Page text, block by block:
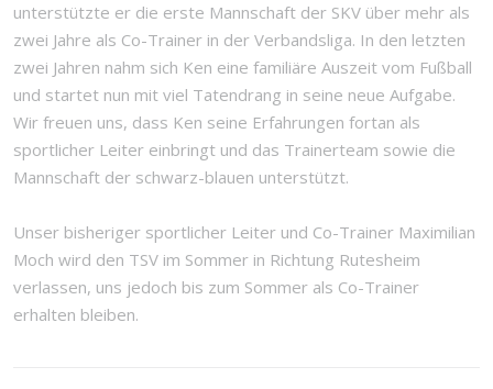
unterstützte er die erste Mannschaft der SKV über mehr als
zwei Jahre als Co-Trainer in der Verbandsliga. In den letzten
zwei Jahren nahm sich Ken eine familiäre Auszeit vom Fußball
und startet nun mit viel Tatendrang in seine neue Aufgabe.
Wir freuen uns, dass Ken seine Erfahrungen fortan als
sportlicher Leiter einbringt und das Trainerteam sowie die
Mannschaft der schwarz-blauen unterstützt.
Unser bisheriger sportlicher Leiter und Co-Trainer Maximilian
Moch wird den TSV im Sommer in Richtung Rutesheim
verlassen, uns jedoch bis zum Sommer als Co-Trainer
erhalten bleiben.